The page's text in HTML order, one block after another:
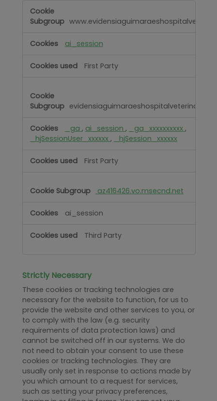
Performance
ai_session
First Party
evidensiaguimaraeshospitalveterinario.pt
_ga , ai_session , _ga_xxxxxxxxxx ,
_hjSessionUser_xxxxxx , _hjSession_xxxxxx
First Party
az416426.vo.msecnd.net
ai_session
Third Party
Strictly Necessary
These cookies or tracking technologies are
necessary for the website to function, for us to
provide the website and other services to you, or
to comply with the law (e.g. security
requirements of data protection laws) and
cannot be switched off in our systems. We do
not need to obtain your consent to use these
cookies or tracking technologies. They are
usually only set in response to actions made by
you which amount to a request for services,
such as setting your privacy preferences,